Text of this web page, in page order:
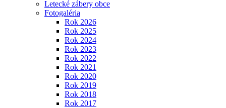
Letecké zábery obce
Fotogaléria
Rok 2026
Rok 2025
Rok 2024
Rok 2023
Rok 2022
Rok 2021
Rok 2020
Rok 2019
Rok 2018
Rok 2017